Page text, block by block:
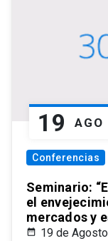
19 AGO
Conferencias
Seminario:
el
mercados y
19 de